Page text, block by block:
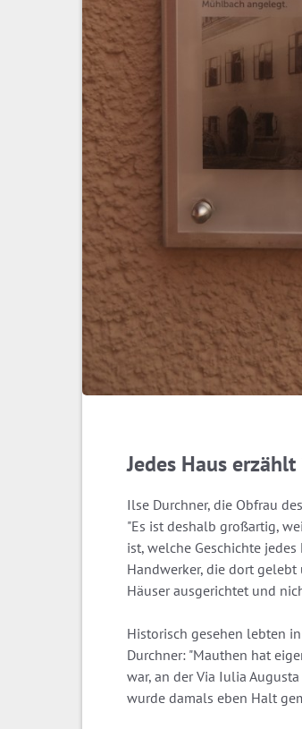
Jedes Haus
Ilse Durchner, die Obfrau
"Es ist deshalb großartig,
ist, welche Geschichte
Handwerker, die dort gelebt
Häuser ausgerichtet und
Historisch gesehen lebten
Durchner: "Mauthen hat
war, an der Via Iulia
wurde damals eben Halt